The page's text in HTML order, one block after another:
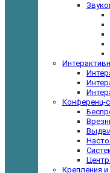
Конференц-
Крепления и